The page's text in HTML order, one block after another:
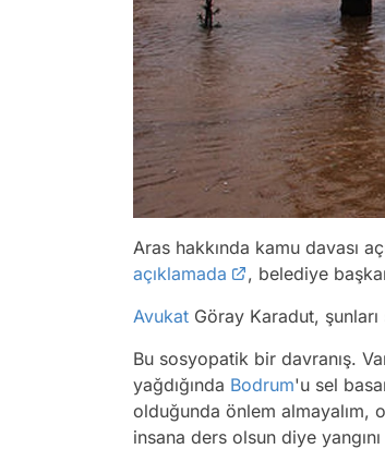
Aras hakkında kamu davası
açıklamada
, belediye
Avukat Göray Karadut,
Bu sosyopatik bir davranış.
yağdığında Bodrum'u sel
olduğunda önlem almayalım,
insana ders olsun diye